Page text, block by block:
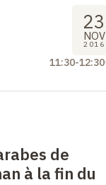
23
NOV
2016
11:30-12:30
de
à la fin du